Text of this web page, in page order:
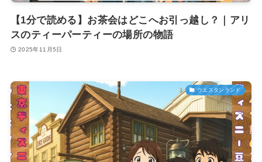
【1分で読める】お茶会はどこへお引っ越し？｜アリ
スのティーパーティーの場所の物語
2025年11月5日
ウエスタンランド